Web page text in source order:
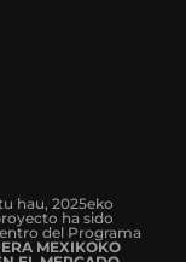
hau, 2025eko
ha sido
del Programa
MEXIKOKO